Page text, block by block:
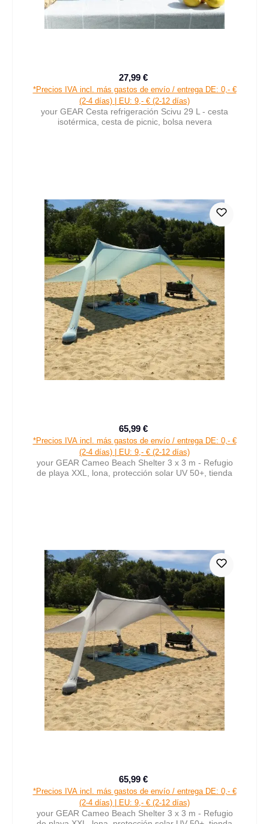
Precio de venta:
27,99 €
*Precios IVA incl. más gastos de envío / entrega DE: 0,- €
(2-4 días) | EU: 9,- € (2-12 días)
your GEAR Cesta refrigeración Scivu 29 L - cesta
isotérmica, cesta de picnic, bolsa nevera
Precio de venta:
65,99 €
*Precios IVA incl. más gastos de envío / entrega DE: 0,- €
(2-4 días) | EU: 9,- € (2-12 días)
your GEAR Cameo Beach Shelter 3 x 3 m - Refugio
de playa XXL, lona, protección solar UV 50+, tienda
Precio de venta:
65,99 €
*Precios IVA incl. más gastos de envío / entrega DE: 0,- €
(2-4 días) | EU: 9,- € (2-12 días)
your GEAR Cameo Beach Shelter 3 x 3 m - Refugio